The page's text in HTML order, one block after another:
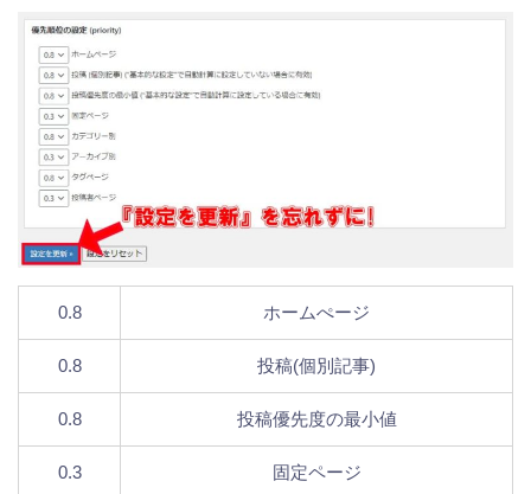
0.8 ホームぺージ
0.8 投稿(個別記事)
0.8 投稿優先度の最小値
0.3 固定ページ